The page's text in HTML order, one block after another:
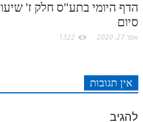
סיום
אפר 27, 2020 1322
אין תגובות
להגיב